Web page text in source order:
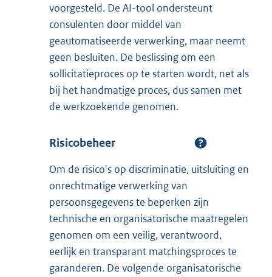
voorgesteld. De AI-tool ondersteunt
consulenten door middel van
geautomatiseerde verwerking, maar neemt
geen besluiten. De beslissing om een
sollicitatieproces op te starten wordt, net als
bij het handmatige proces, dus samen met
de werkzoekende genomen.
Risicobeheer
Om de risico's op discriminatie, uitsluiting en
onrechtmatige verwerking van
persoonsgegevens te beperken zijn
technische en organisatorische maatregelen
genomen om een veilig, verantwoord,
eerlijk en transparant matchingsproces te
garanderen. De volgende organisatorische